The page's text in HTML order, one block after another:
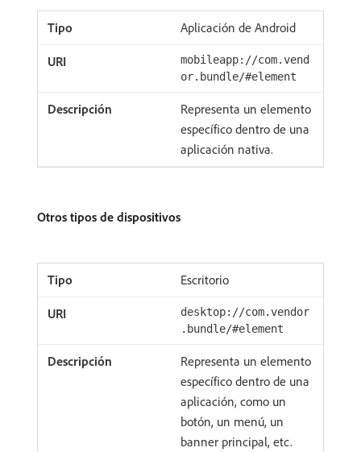
Aplicación de Android
mobileapp://com.vend
or.bundle/#element
Representa un elemento
específico dentro de una
aplicación nativa.
Otros tipos de dispositivos
Escritorio
desktop://com.vendor
.bundle/#element
Representa un elemento
específico dentro de una
aplicación, como un
botón, un menú, un
banner principal, etc.